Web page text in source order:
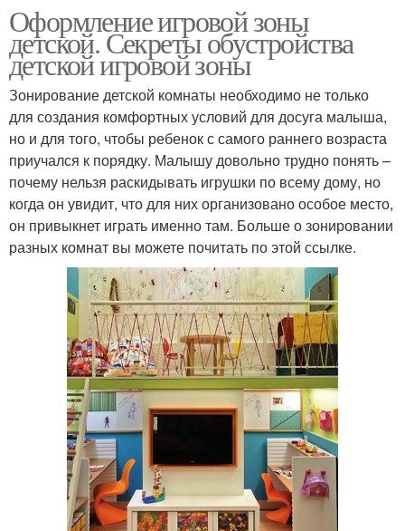
Оформление игровой зоны
детской. Секреты обустройства
детской игровой зоны
Зонирование детской комнаты необходимо не только
для создания комфортных условий для досуга малыша,
но и для того, чтобы ребенок с самого раннего возраста
приучался к порядку. Малышу довольно трудно понять –
почему нельзя раскидывать игрушки по всему дому, но
когда он увидит, что для них организовано особое место,
он привыкнет играть именно там. Больше о зонировании
разных комнат вы можете почитать по этой ссылке.